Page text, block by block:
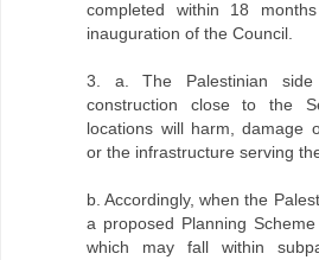
completed within 18
inauguration of the Council.
3. a. The Palestinian
construction close to the
locations will harm, damage
or the infrastructure serving
b. Accordingly, when the
a proposed Planning
which may fall within